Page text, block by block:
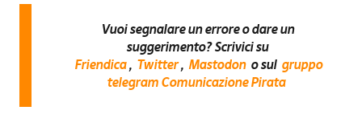
Vuoi segnalare un errore o dare un
suggerimento? Scrivici su
Friendica , Twitter , Mastodon o sul gruppo
telegram Comunicazione Pirata